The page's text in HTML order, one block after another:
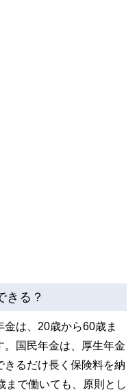
きる？
は、20歳から60歳ま
。国民年金は、厚生年金
きるだけ長く保険料を納
まで働いても、原則とし